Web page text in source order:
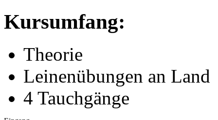
Kursumfang:
Theorie
Leinenübungen an Land
4 Tauchgänge